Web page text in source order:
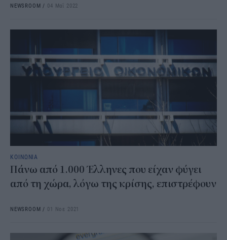
NEWSROOM / 04 Μαΐ 2022
ΚΟΙΝΩΝΙΑ
Πάνω από 1.000 Έλληνες που είχαν φύγει
από τη χώρα, λόγω της κρίσης, επιστρέφουν
NEWSROOM / 01 Νοε 2021